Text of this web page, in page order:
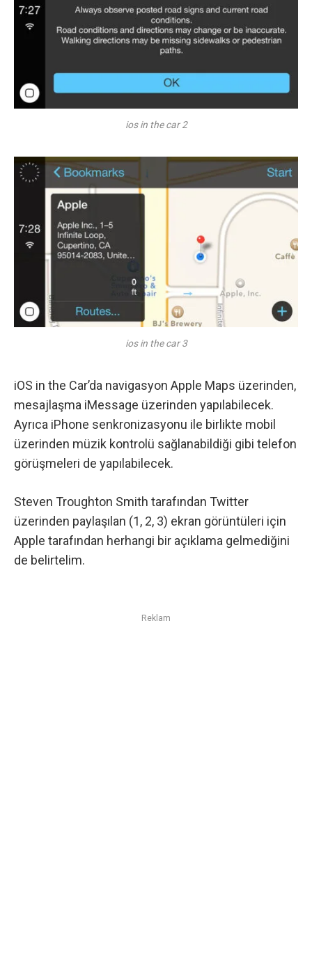
ios in the car 2
ios in the car 3
iOS in the Car’da navigasyon Apple Maps üzerinden,
mesajlaşma iMessage üzerinden yapılabilecek.
Ayrıca iPhone senkronizasyonu ile birlikte mobil
üzerinden müzik kontrolü sağlanabildiği gibi telefon
görüşmeleri de yapılabilecek.
Steven Troughton Smith tarafından Twitter
üzerinden paylaşılan (1, 2, 3) ekran görüntüleri için
Apple tarafından herhangi bir açıklama gelmediğini
de belirtelim.
Reklam